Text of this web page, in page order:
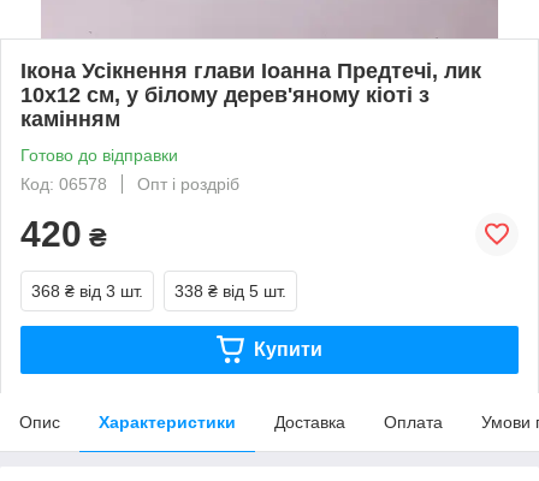
Ікона Усікнення глави Іоанна Предтечі, лик
10х12 см, у білому дерев'яному кіоті з
камінням
Готово до відправки
Код: 06578
Опт і роздріб
420 ₴
368 ₴ від 3 шт. 338 ₴ від 5 шт.
Купити
Опис Характеристики Доставка Оплата Умови